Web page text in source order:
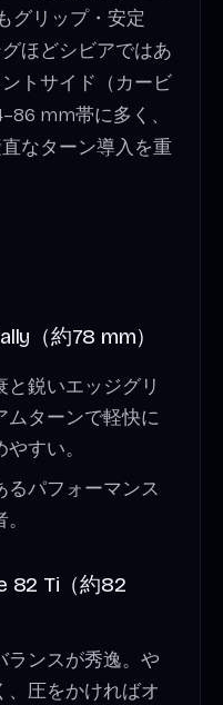
グリップ・安定
ほどシビアではあ
トサイド（カービ
mm帯に多く、
なターン導入を重
（約78 mm）
鋭いエッジグリ
ムターンで軽快に
すい。
るパフォーマンス
82 Ti（約82
ランスが秀逸。や
、圧をかければオ